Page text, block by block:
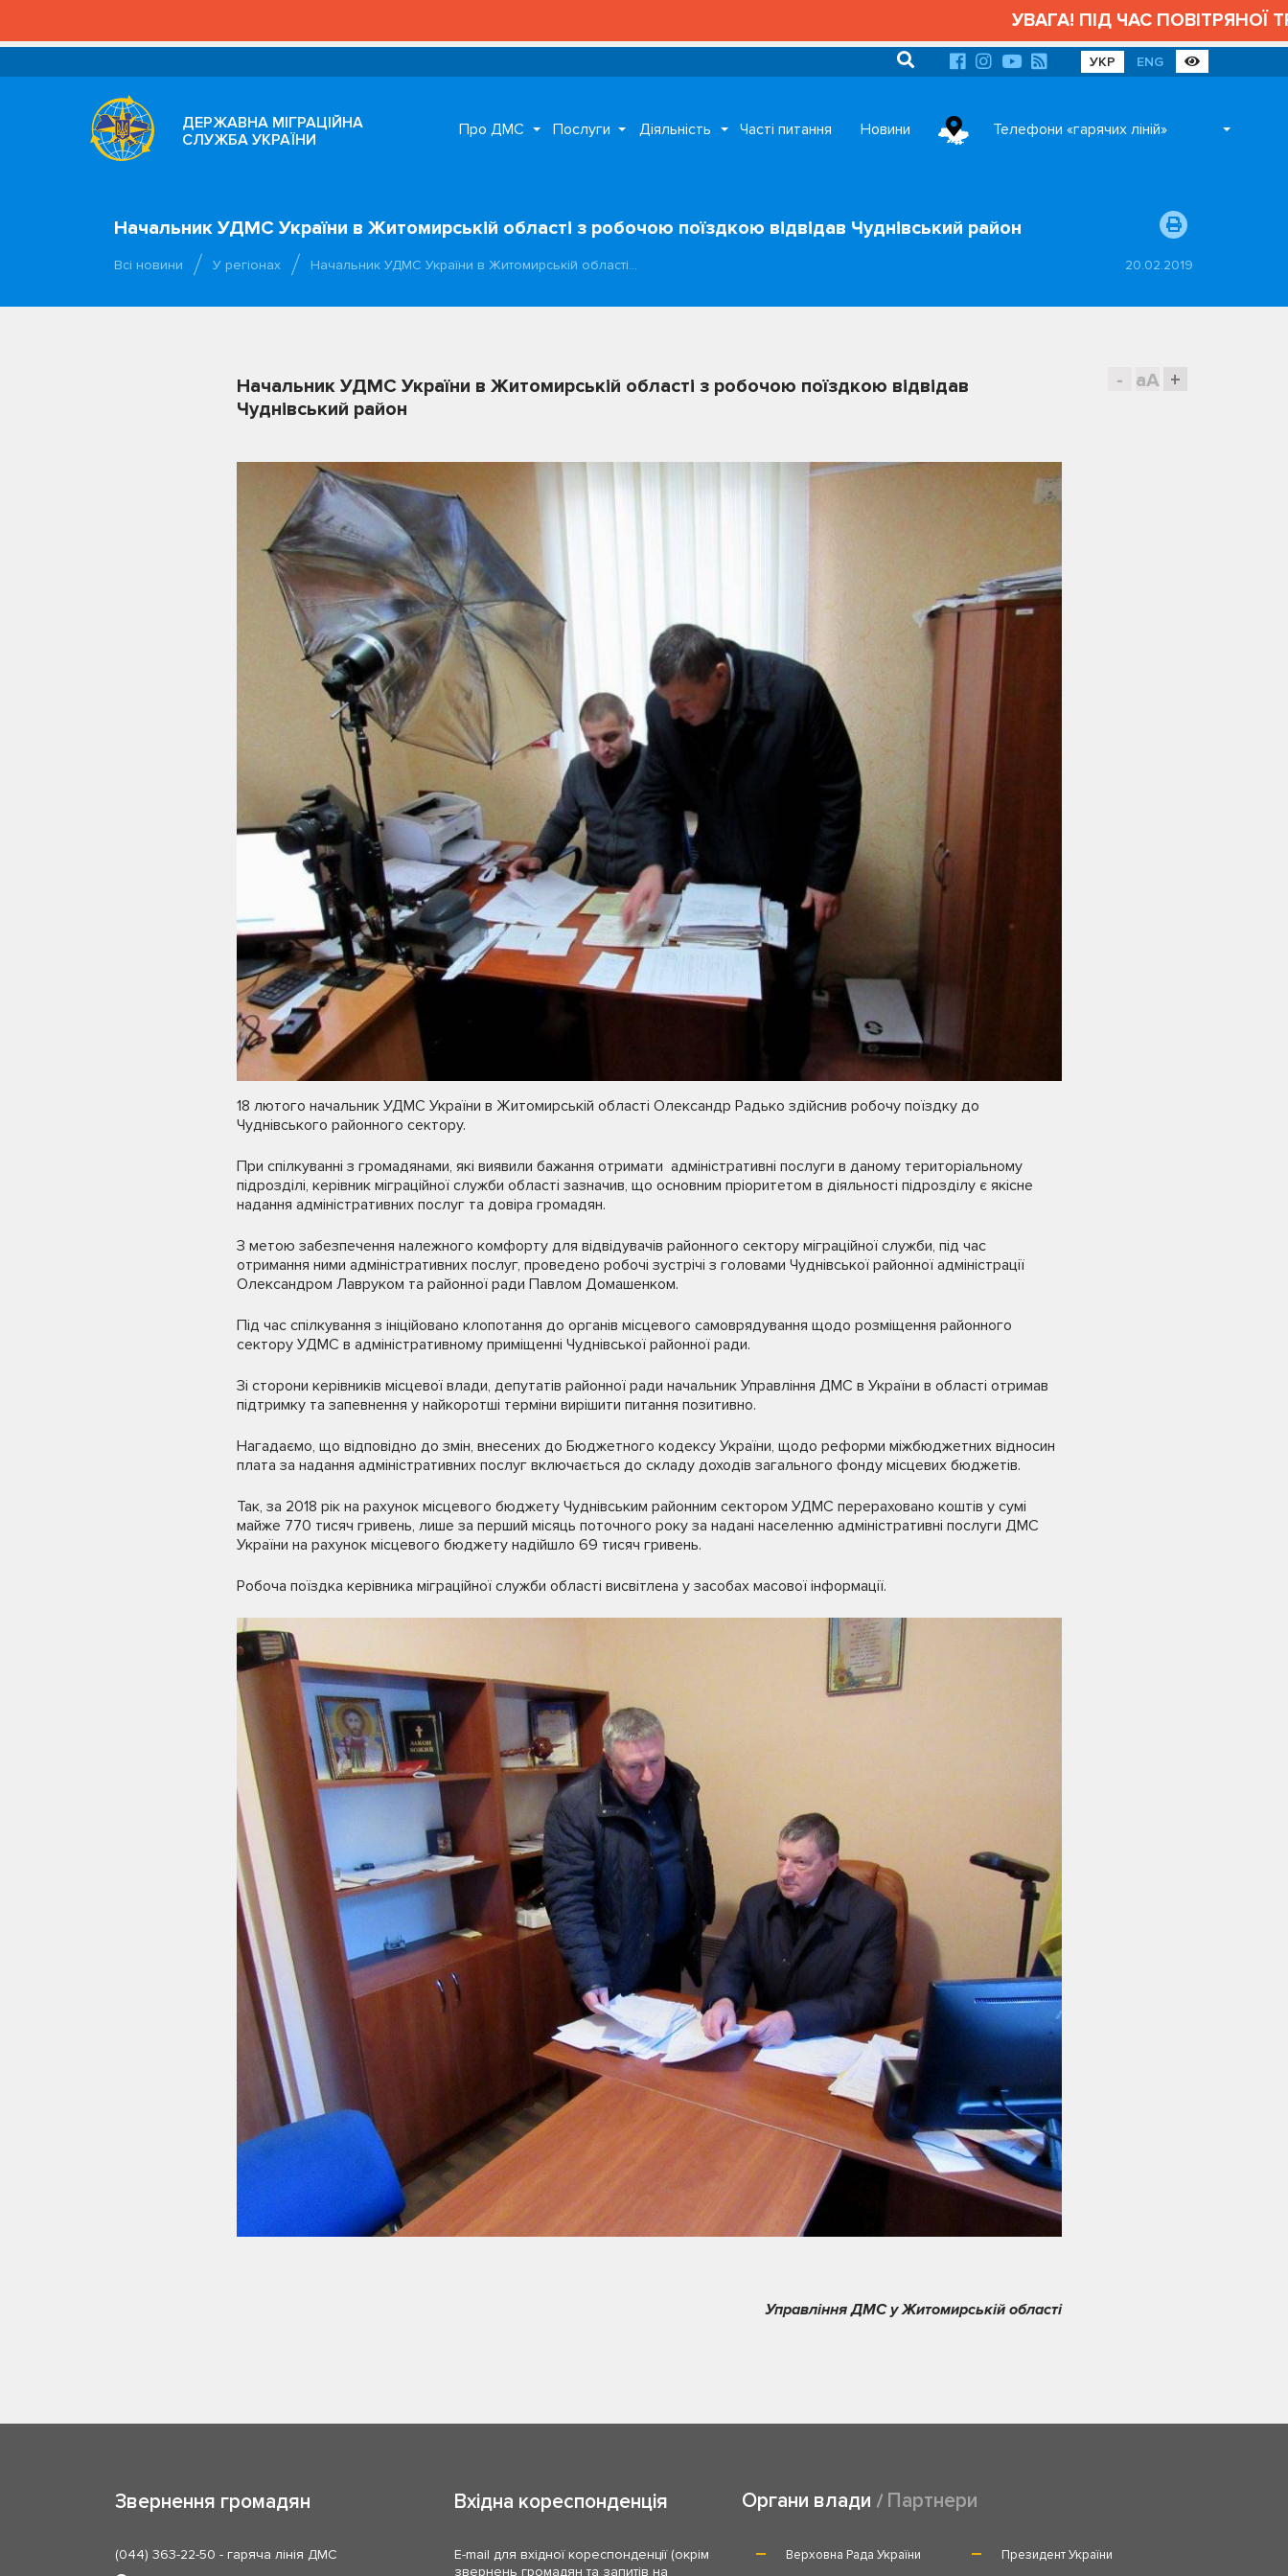
УВАГА! ПІД ЧАС ПОВІТРЯНОЇ
УКР ENG
ДЕРЖАВНА МІГРАЦІЙНА
СЛУЖБА УКРАЇНИ
Про ДМС Послуги Діяльність Часті питання Новини Телефони «гарячих ліній»
Начальник УДМС України в Житомирській області з робочою поїздкою відвідав Чуднівський район
Всі новини У регіонах Начальник УДМС України в Житомирській області… 20.02.2019
- aA +
Начальник УДМС України в Житомирській області з робочою поїздкою відвідав
Чуднівський район
18 лютого начальник УДМС України в Житомирській області Олександр Радько здійснив робочу поїздку до
Чуднівського районного сектору.
При спілкуванні з громадянами, які виявили бажання отримати адміністративні послуги в даному територіальному
підрозділі, керівник міграційної служби області зазначив, що основним пріоритетом в діяльності підрозділу є якісне
надання адміністративних послуг та довіра громадян.
З метою забезпечення належного комфорту для відвідувачів районного сектору міграційної служби, під час
отримання ними адміністративних послуг, проведено робочі зустрічі з головами Чуднівської районної адміністрації
Олександром Лавруком та районної ради Павлом Домашенком.
Під час спілкування з ініційовано клопотання до органів місцевого самоврядування щодо розміщення районного
сектору УДМС в адміністративному приміщенні Чуднівської районної ради.
Зі сторони керівників місцевої влади, депутатів районної ради начальник Управління ДМС в України в області отримав
підтримку та запевнення у найкоротші терміни вирішити питання позитивно.
Нагадаємо, що відповідно до змін, внесених до Бюджетного кодексу України, щодо реформи міжбюджетних відносин
плата за надання адміністративних послуг включається до складу доходів загального фонду місцевих бюджетів.
Так, за 2018 рік на рахунок місцевого бюджету Чуднівським районним сектором УДМС перераховано коштів у сумі
майже 770 тисяч гривень, лише за перший місяць поточного року за надані населенню адміністративні послуги ДМС
України на рахунок місцевого бюджету надійшло 69 тисяч гривень.
Робоча поїздка керівника міграційної служби області висвітлена у засобах масової інформації.
Управління ДМС у Житомирській області
Звернення громадян
(044) 363-22-50 - гаряча лінія ДМС
Вхідна кореспонденція
E-mail для вхідної кореспонденції (окрім
звернень громадян та запитів на
Органи влади Партнери
Верховна Рада України Президент України